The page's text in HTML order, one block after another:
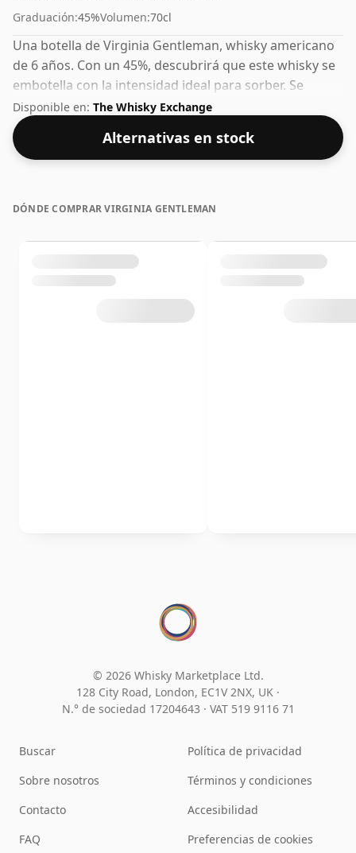
Graduación:45%Volumen:70cl
Una botella de Virginia Gentleman, whisky americano
de 6 años. Con un 45%, descubrirá que este whisky se
embotella con la intensidad ideal para sorber. Se
presenta en botella de tamaño normal de 70cl.
Disponible en: The Whisky Exchange
Alternativas en stock
DÓNDE COMPRAR VIRGINIA GENTLEMAN
© 2026 Whisky Marketplace Ltd.
128 City Road, London, EC1V 2NX, UK ·
N.° de sociedad 17204643 · VAT 519 9116 71
Buscar
Sobre nosotros
Contacto
FAQ
Política de privacidad
Términos y condiciones
Accesibilidad
Preferencias de cookies